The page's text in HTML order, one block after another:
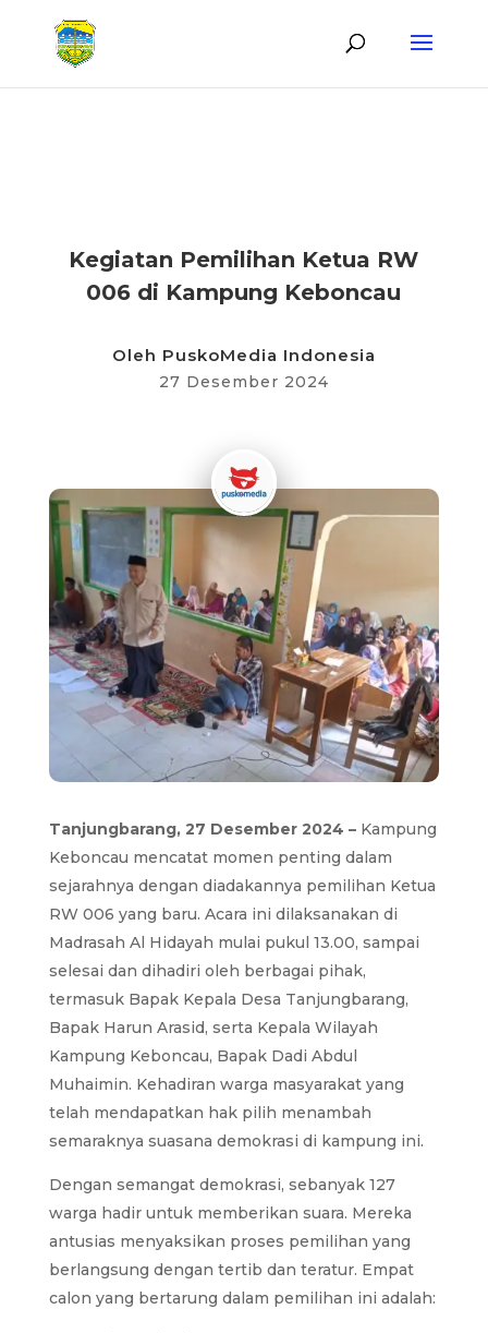
Kegiatan Pemilihan Ketua RW
006 di Kampung Keboncau
Oleh PuskoMedia Indonesia
27 Desember 2024
Tanjungbarang, 27 Desember 2024 –Kampung
Keboncau mencatat momen penting dalam
sejarahnya dengan diadakannya pemilihan Ketua
RW 006 yang baru. Acara ini dilaksanakan di
Madrasah Al Hidayah mulai pukul 13.00, sampai
selesai dan dihadiri oleh berbagai pihak,
termasuk Bapak Kepala Desa Tanjungbarang,
Bapak Harun Arasid, serta Kepala Wilayah
Kampung Keboncau, Bapak Dadi Abdul
Muhaimin. Kehadiran warga masyarakat yang
telah mendapatkan hak pilih menambah
semaraknya suasana demokrasi di kampung ini.
Dengan semangat demokrasi, sebanyak 127
warga hadir untuk memberikan suara. Mereka
antusias menyaksikan proses pemilihan yang
berlangsung dengan tertib dan teratur. Empat
calon yang bertarung dalam pemilihan ini adalah: